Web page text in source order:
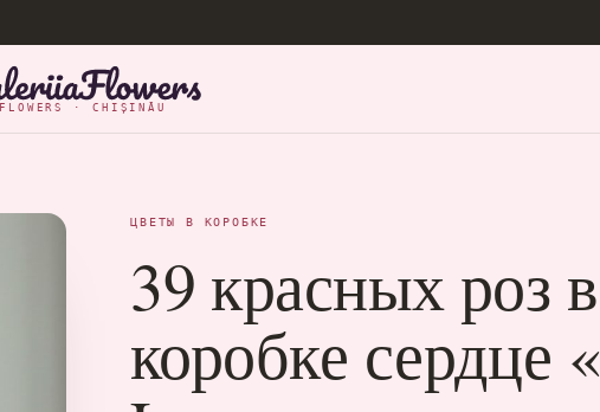
FLOWERS · CHIȘINĂU
ЦВЕТЫ В КОРОБКЕ
39 красных роз в
коробке сердце «